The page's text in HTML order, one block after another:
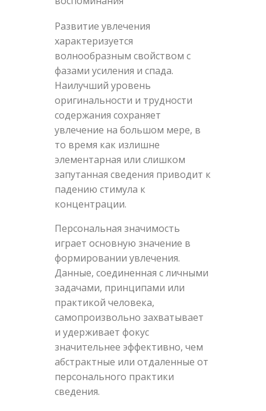
Развитие увлечения
характеризуется
волнообразным свойством с
фазами усиления и спада.
Наилучший уровень
оригинальности и трудности
содержания сохраняет
увлечение на большом мере, в
то время как излишне
элементарная или слишком
запутанная сведения приводит к
падению стимула к
концентрации.
Персональная значимость
играет основную значение в
формировании увлечения.
Данные, соединенная с личными
задачами, принципами или
практикой человека,
самопроизвольно захватывает
и удерживает фокус
значительнее эффективно, чем
абстрактные или отдаленные от
персонального практики
сведения.